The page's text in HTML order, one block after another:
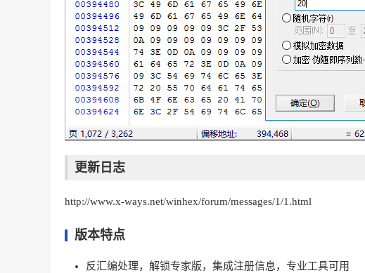
更新日志
http://www.x-ways.net/winhex/forum/messages/1/1.html
版本特点
反汇编处理，解锁专家版，集成注册信息，专业工具可用